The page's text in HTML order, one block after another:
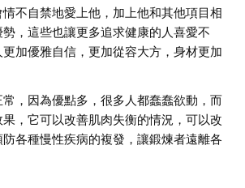
不自禁地愛上他，加上他和其他項目相
，這些也讓更多追求健康的人喜愛不
加優雅自信，更加從容大方，身材更加
，因為優點多，很多人都蠢蠢欲動，而
，它可以改善肌肉失衡的情況，可以改
各種慢性疾病的複發，讓鍛煉者遠離各